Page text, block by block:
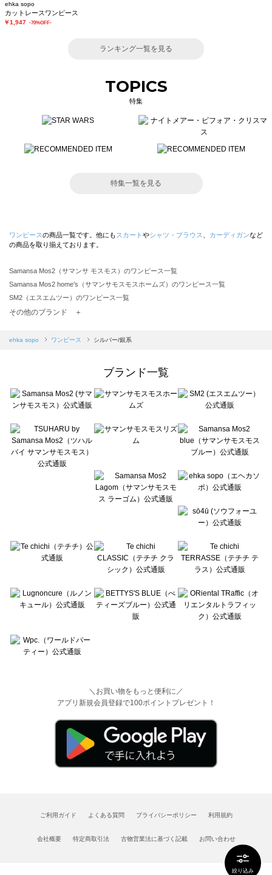
絞り込み
ehka sopo
カットレースワンピース
￥1,947 -70%OFF-
ランキング一覧を見る
TOPICS
特集
特集一覧を見る
ワンピースの商品一覧です。他にも スカート やシャツ・ブラウス カーディガンなど
の商品を取り揃えております。
Samansa Mos2（サマンサ モスモス）のワンピース一覧
Samansa Mos2 home's（サマンサモスモスホームズ）のワンピース一覧
SM2（エスエムツー）のワンピース一覧
TSUHARU by Samansa Mos2（ツハルバイサマンサモスモス）のワンピース一覧
Samansa Mos2 blue（サマンサモスモス ブルー）のワンピース一覧
sō4ū（ソウフォーユー）のワンピース一覧
Te chichi（テチチ）のワンピース一覧
Te chichi CLASSIC（テチチ クラシック）のワンピース一覧
Lugnoncure（ルノンキュール）のワンピース一覧
BETTY'S BLUE（べティーズブルー）のワンピース一覧
Wpc.（ワールドパーティー）のワンピース一覧
その他のブランド ＋
ehka sopo ワンピース シルバー/銀系
ブランド一覧
＼お買い物をもっと便利に／
アプリ新規会員登録で100ポイントプレゼント！
ご利用ガイド よくある質問 プライバシーポリシー 利用規約
会社概要 特定商取引法 古物営業法に基づく記載 お問い合わせ